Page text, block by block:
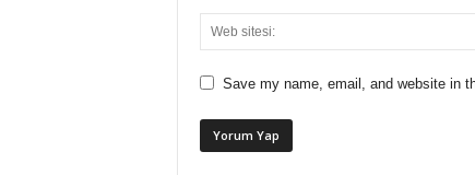
Save my name, email, and website in